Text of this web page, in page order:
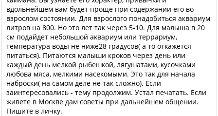
вдольнейшем вам будет проще при содержании его во
взрослом состоянии. Для взрослого понадобиться аквариум
литров на 800. Но это лет так через 5-10. Для малыша в 20
см подайдет небольшой аквариум или террариум,
температура воды не ниже28 градусов( а то откажется
питаться). Питаются малыши кроков через день или
каждый день мелкой рыбешкой, лягушатами, кусочками
любова мяса, мелкими насекомыми. Это так для начала
наброски( на самом деле не так сложно). Если
заинтересовались - тему продолжим. Устал печатать. Если
живете в Москве дам советы при дальнейшем общении.
Пишите в личку.